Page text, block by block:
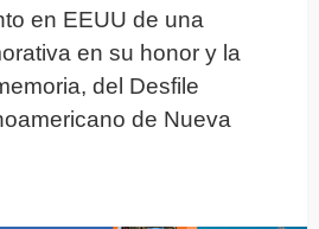
en EEUU de una
en su honor y la
del Desfile
de Nueva